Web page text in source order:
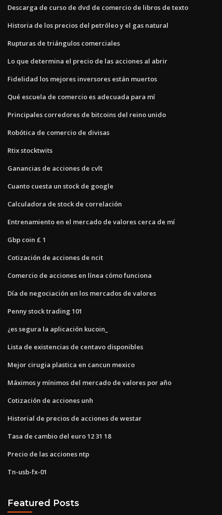
Descarga de curso de dvd de comercio de libros de texto
Historia de los precios del petróleo y el gas natural
Rupturas de triángulos comerciales
Lo que determina el precio de las acciones al abrir
Fidelidad los mejores inversores están muertos
Qué escuela de comercio es adecuada para mí
Principales corredores de bitcoins del reino unido
Robótica de comercio de divisas
Rtix stocktwits
Ganancias de acciones de cvlt
Cuanto cuesta un stock de google
Calculadora de stock de correlación
Entrenamiento en el mercado de valores cerca de mí
Gbp coin £ 1
Cotización de acciones de ncit
Comercio de acciones en línea cómo funciona
Día de negociación en los mercados de valores
Penny stock trading 101
¿es segura la aplicación kucoin_
Lista de existencias de centavo disponibles
Mejor cirugia plastica en cancun mexico
Máximos y mínimos del mercado de valores por año
Cotización de acciones unh
Historial de precios de acciones de westar
Tasa de cambio del euro 12 31 18
Precio de las acciones ntp
Tn-usb-fx-01
Featured Posts